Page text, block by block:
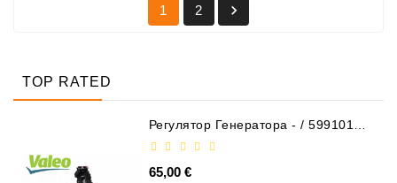
1 2 
TOP RATED
Регулятор Генератора - / 599101
65,00 €